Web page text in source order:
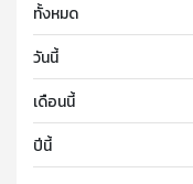
ทั้งหมด
วันนี้
เดือนนี้
ปีนี้